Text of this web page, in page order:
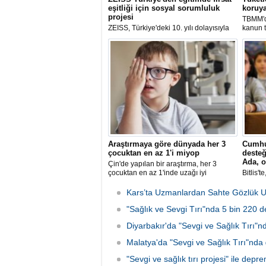
eşitliği için sosyal sorumluluk
projesi
ZEISS, Türkiye'deki 10. yılı dolayısıyla
"Daha Net Bir Gelecek" mottosuyla
sosyal sorumluluk projesini hayata
kanun
ilişkin
Araştırmaya göre dünyada her 3
çocuktan en az 1'i miyop
Çin'de yapılan bir araştırma, her 3
çocuktan en az 1'inde uzağı iyi
bulunduğunu ortaya koydu.
Ada,
Kars’ta Uzmanlardan Sahte Gözlük
"Sağlık ve Sevgi Tırı"nda 5 bin 220
Diyarbakır'da "Sevgi ve Sağlık
Malatya'da "Sevgi ve Sağlık
"Sevgi ve sağlık tırı projesi" ile